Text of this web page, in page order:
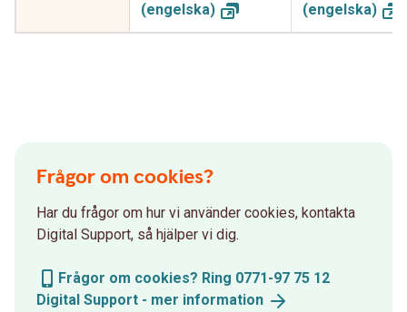
(engelska)
(engelska)
Frågor om cookies?
Har du frågor om hur vi använder cookies, kontakta
Digital Support, så hjälper vi dig.
Frågor om cookies? Ring 0771-97 75 12
Digital Support - mer information